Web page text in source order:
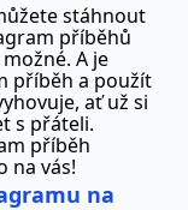
stáhnout
příběhů
A je
příběh a použít
ať už si
s přáteli.
příběh
na vás!
na